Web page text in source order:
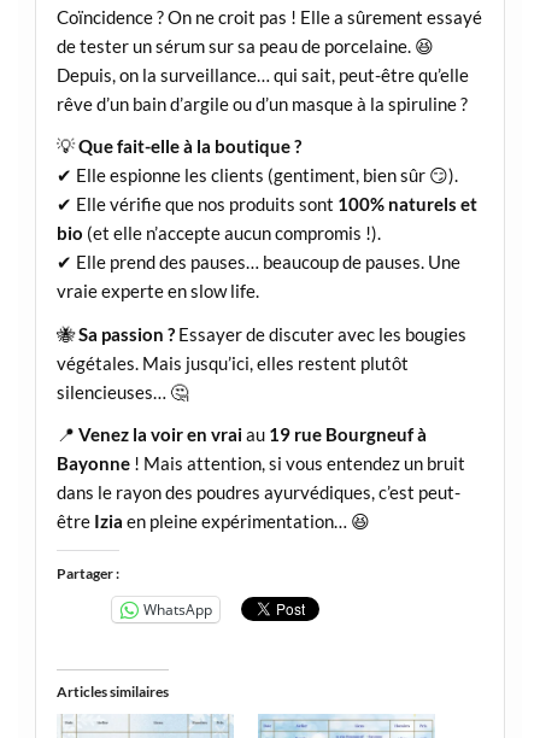
Coïncidence ? On ne croit pas ! Elle a sûrement essayé
de tester un sérum sur sa peau de porcelaine. 😆
Depuis, on la surveillance… qui sait, peut-être qu’elle
rêve d’un bain d’argile ou d’un masque à la spiruline ?
💡Que fait-elle à la boutique ?
✔ Elle espionne les clients (gentiment, bien sûr 😏).
✔ Elle vérifie que nos produits sont 100% naturels et
bio (et elle n’accepte aucun compromis !).
✔ Elle prend des pauses… beaucoup de pauses. Une
vraie experte en slow life.
🐝Sa passion ?Essayer de discuter avec les bougies
végétales. Mais jusqu’ici, elles restent plutôt
silencieuses… 🤔
📍 Venez la voir en vraiau 19 rue Bourgneuf à
Bayonne! Mais attention, si vous entendez un bruit
dans le rayon des poudres ayurvédiques, c’est peut-
être Izia en pleine expérimentation… 😆
Partager :
WhatsApp
Articles similaires